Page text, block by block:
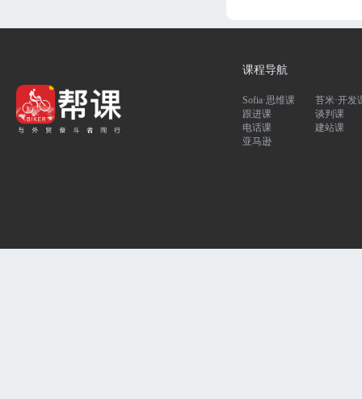
课程导航
Sofia·思维课
苔米·开发
跟进课
谈判课
电话课
建站课
亚马逊